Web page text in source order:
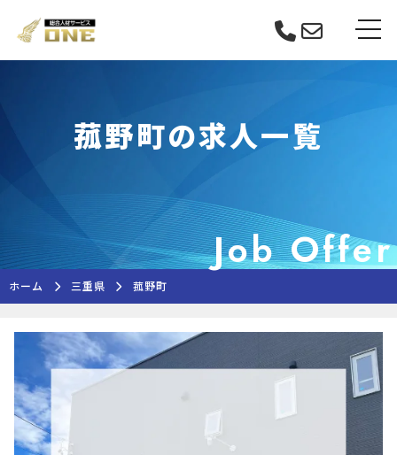
to
菰野町の求人一覧
Job Offer
ホーム 三重県 菰野町